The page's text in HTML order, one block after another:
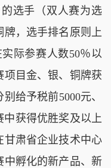
选手（双人赛为选
，选手排名原则上
际参赛人数50％以
项目金、银、铜牌获
给予税前5000元、
中获得优胜奖及以上
甘肃省企业技术中心
中孵化的新产品、新